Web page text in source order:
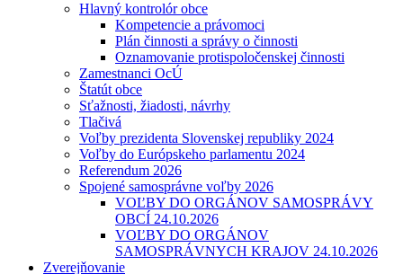
Hlavný kontrolór obce
Kompetencie a právomoci
Plán činnosti a správy o činnosti
Oznamovanie protispoločenskej činnosti
Zamestnanci OcÚ
Štatút obce
Sťažnosti, žiadosti, návrhy
Tlačivá
Voľby prezidenta Slovenskej republiky 2024
Voľby do Európskeho parlamentu 2024
Referendum 2026
Spojené samosprávne voľby 2026
VOĽBY DO ORGÁNOV SAMOSPRÁVY
OBCÍ 24.10.2026
VOĽBY DO ORGÁNOV
SAMOSPRÁVNYCH KRAJOV 24.10.2026
Zverejňovanie